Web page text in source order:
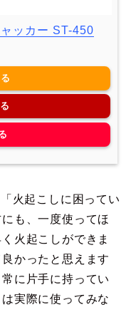
ッカー ST-450
火起こしに困ってい
も、一度使ってほ
火起こしができま
かったと思えます
に片手に持ってい
実際に使ってみな